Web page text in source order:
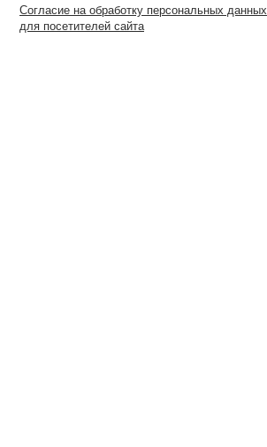
Согласие на обработку персональных данных
для посетителей сайта